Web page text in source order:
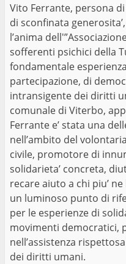
Vito Ferrante, persona
di sconfinata
l’anima
sofferenti psichici della
fondamentale
partecipazione, di
intransigente dei diritti
comunale di Viterbo,
Ferrante e’ stata una
nell’ambito del
civile, promotore di
solidarieta’ concreta,
recare aiuto a chi piu’
un luminoso punto di
per le esperienze di
movimenti democratici,
nell’assistenza
dei diritti umani.